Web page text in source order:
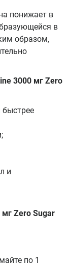
понижает в
в
образом,
3000 мг Zero
и
Zero Sugar
по 1